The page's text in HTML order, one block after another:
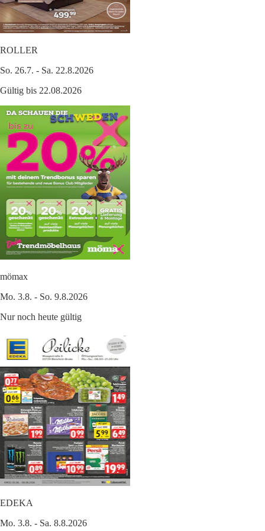
ROLLER
So. 26.7. - Sa. 22.8.2026
Gültig bis 22.08.2026
mömax
Mo. 3.8. - So. 9.8.2026
Nur noch heute gültig
EDEKA
Mo. 3.8. - Sa. 8.8.2026